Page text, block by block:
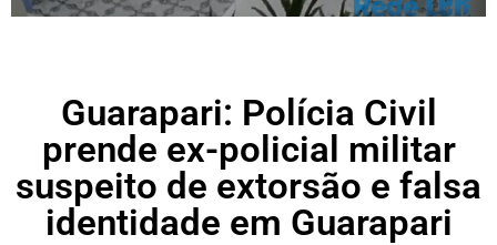
Guarapari: Polícia Civil
prende ex-policial militar
suspeito de extorsão e falsa
identidade em Guarapari